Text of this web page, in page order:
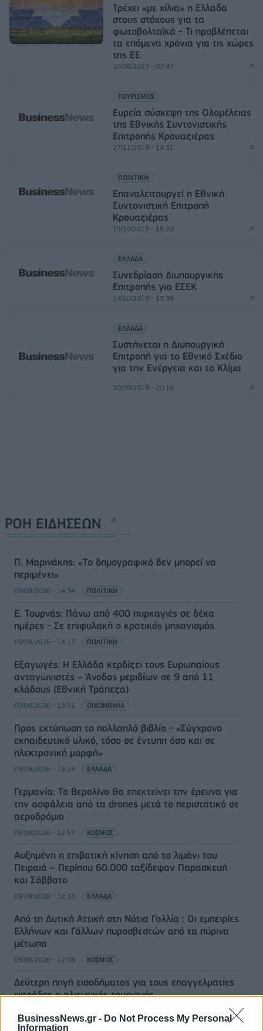
BusinessNews.gr - Do Not Process My Personal
Information
Τρέχει «με χίλια» η Ελλάδα
στους στόχους για τα
φωτοβολταϊκά - Τι προβλέπεται
τα επόμενα χρόνια για τις χώρες
της ΕΕ
10/08/2023 - 07:47
ΤΟΥΡΙΣΜΟΣ
Ευρεία σύσκεψη της Ολομέλειας
της Εθνικής Συντονιστικής
Επιτροπής Κρουαζιέρας
27/11/2019 - 14:31
ΠΟΛΙΤΙΚΗ
Επαναλειτουργεί η Εθνική
Συντονιστική Επιτροπή
Κρουαζιέρας
15/10/2019 - 18:20
ΕΛΛΑΔΑ
Συνεδρίαση Διυπουργικής
Επιτροπής για ΕΣΕΚ
14/10/2019 - 13:38
ΕΛΛΑΔΑ
Συστήνεται η Διυπουργική
Επιτροπή για το Εθνικό Σχέδιο
για την Ενέργεια και το Κλίμα
30/09/2019 - 20:16
ΡΟΗ ΕΙΔΗΣΕΩΝ
Π. Μαρινάκης: «Το δημογραφικό δεν μπορεί να
περιμένει»
09/08/2026 - 14:34 ΠΟΛΙΤΙΚΗ
Ε. Τουρνάς: Πάνω από 400 πυρκαγιές σε δέκα
ημέρες - Σε επιφυλακή ο κρατικός μηχανισμός
09/08/2026 - 14:17 ΠΟΛΙΤΙΚΗ
Εξαγωγές: Η Ελλάδα κερδίζει τους Ευρωπαίους
ανταγωνιστές – Άνοδος μεριδίων σε 9 από 11
κλάδους (Εθνική Τράπεζα)
09/08/2026 - 13:51 ΟΙΚΟΝΟΜΙΑ
Προς εκτύπωση το πολλαπλό βιβλίο - «Σύγχρονο
εκπαιδευτικό υλικό, τόσο σε έντυπη όσο και σε
ηλεκτρονική μορφή»
09/08/2026 - 13:24 ΕΛΛΑΔΑ
Γερμανία: Το Βερολίνο θα επεκτείνει την έρευνα για
την ασφάλεια από τα drones μετά το περιστατικό σε
αεροδρόμιο
09/08/2026 - 12:57 ΚΟΣΜΟΣ
Αυξημένη η επιβατική κίνηση από το λιμάνι του
Πειραιά – Περίπου 60.000 ταξίδεψαν Παρασκευή
και Σάββατο
09/08/2026 - 12:33 ΕΛΛΑΔΑ
Από τη Δυτική Αττική στη Νότια Γαλλία : Οι εμπειρίες
Ελλήνων και Γάλλων πυροσβεστών από τα πύρινα
μέτωπα
09/08/2026 - 12:08 ΚΟΣΜΟΣ
Δεύτερη πηγή εισοδήματος για τους επαγγελματίες
ψαράδες ο αλιευτικός τουρισμός